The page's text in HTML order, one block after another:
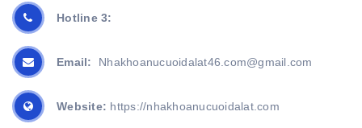
Hotline 3:
Email: Nhakhoanucuoidalat46.com@gmail.com
Website: https://nhakhoanucuoidalat.com